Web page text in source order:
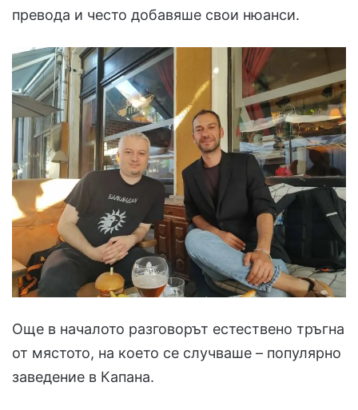
превода и често добавяше свои нюанси.
Още в началото разговорът естествено тръгна
от мястото, на което се случваше – популярно
заведение в Капана.